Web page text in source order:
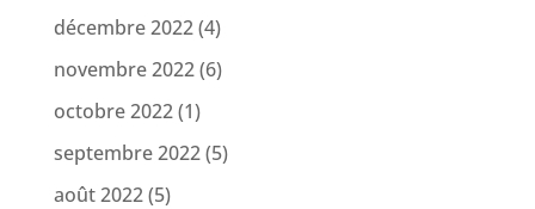
décembre 2022(4)
novembre 2022(6)
octobre 2022(1)
septembre 2022(5)
août 2022(5)